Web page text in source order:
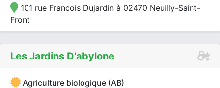
101 rue Francois Dujardin à 02470 Neuilly-Saint-
Front
Les Jardins D'abylone
Agriculture biologique (AB)